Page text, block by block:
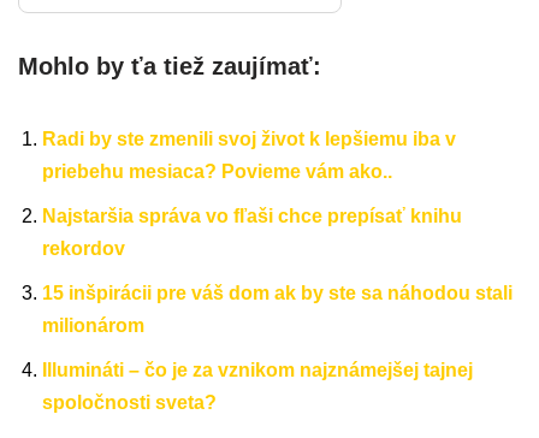
Mohlo by ťa tiež zaujímať:
Radi by ste zmenili svoj život k lepšiemu iba v
priebehu mesiaca? Povieme vám ako..
Najstaršia správa vo fľaši chce prepísať knihu
rekordov
15 inšpirácii pre váš dom ak by ste sa náhodou stali
milionárom
Illumináti – čo je za vznikom najznámejšej tajnej
spoločnosti sveta?